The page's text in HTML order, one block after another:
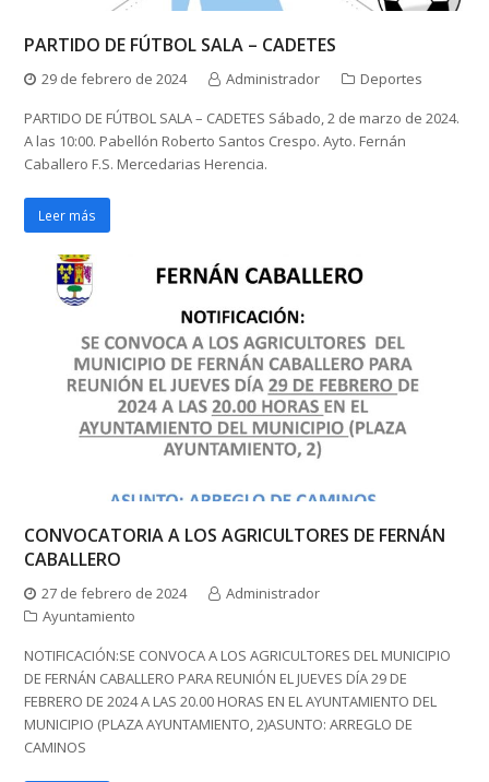
PARTIDO DE FÚTBOL SALA – CADETES
29 de febrero de 2024 Administrador
Deportes
PARTIDO DE FÚTBOL SALA – CADETES Sábado, 2 de marzo de 2024.
A las 10:00. Pabellón Roberto Santos Crespo. Ayto. Fernán
Caballero F.S. Mercedarias Herencia.
Leer más
CONVOCATORIA A LOS AGRICULTORES DE FERNÁN
CABALLERO
27 de febrero de 2024
Administrador
Ayuntamiento
NOTIFICACIÓN:SE CONVOCA A LOS AGRICULTORES DEL MUNICIPIO
DE FERNÁN CABALLERO PARA REUNIÓN EL JUEVES DÍA 29 DE
FEBRERO DE 2024 A LAS 20.00 HORAS EN EL AYUNTAMIENTO DEL
MUNICIPIO (PLAZA AYUNTAMIENTO, 2)ASUNTO: ARREGLO DE
CAMINOS